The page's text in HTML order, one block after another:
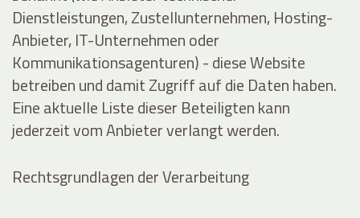
Dienstleistungen, Zustellunternehmen, Hosting-
Anbieter, IT-Unternehmen oder
Kommunikationsagenturen) - diese Website
betreiben und damit Zugriff auf die Daten haben.
Eine aktuelle Liste dieser Beteiligten kann
jederzeit vom Anbieter verlangt werden.
Rechtsgrundlagen der Verarbeitung